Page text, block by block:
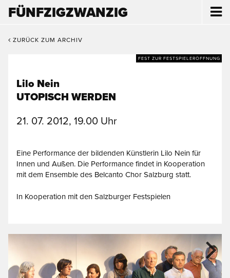
FÜNFZIGZWANZIG
ZURÜCK ZUM ARCHIV
FEST ZUR FESTSPIELERÖFFNUNG
Lilo Nein
UTOPISCH WERDEN
21. 07. 2012, 19.00 Uhr
Eine Performance der bildenden Künstlerin Lilo Nein für
Innen und Außen. Die Performance findet in Kooperation
mit dem Ensemble des Belcanto Chor Salzburg statt.
In Kooperation mit den Salzburger Festspielen
Next